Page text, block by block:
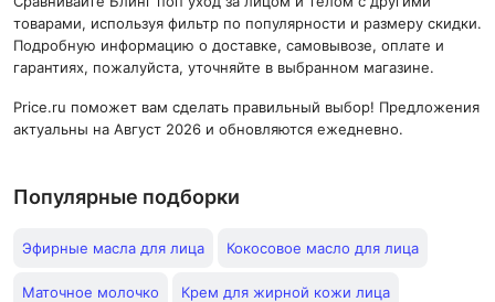
товарами, используя фильтр по популярности и размеру скидки.
Подробную информацию о доставке, самовывозе, оплате и
гарантиях, пожалуйста, уточняйте в выбранном магазине.
Price.ru поможет вам сделать правильный выбор! Предложения
актуальны на Август 2026 и обновляются ежедневно.
Популярные подборки
Эфирные масла для лица Кокосовое масло для лица
Маточное молочко Крем для жирной кожи лица